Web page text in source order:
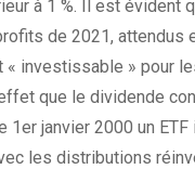
à 1 %. Il est évident
de 2021, attendus
investissable » pour
que le dividende
1er janvier 2000 un
les distributions